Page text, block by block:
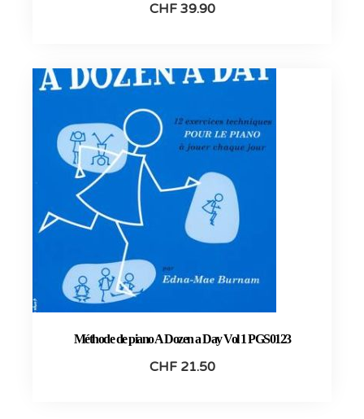
CHF39.90
Méthode de piano A Dozen a Day Vol 1 PGS0123
CHF21.50